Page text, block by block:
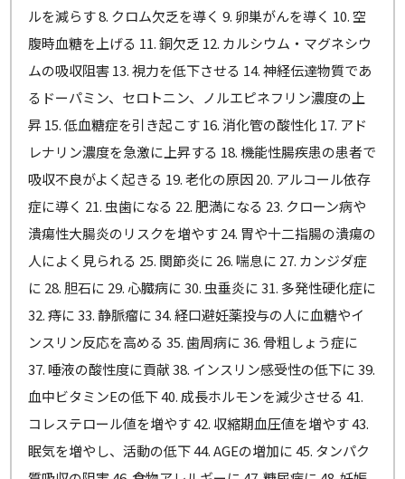
ルを減らす 8. クロム欠乏を導く 9. 卵巣がんを導く 10. 空
腹時血糖を上げる 11. 銅欠乏 12. カルシウム・マグネシウ
ムの吸収阻害 13. 視力を低下させる 14. 神経伝達物質であ
るドーパミン、セロトニン、ノルエピネフリン濃度の上
昇 15. 低血糖症を引き起こす 16. 消化管の酸性化 17. アド
レナリン濃度を急激に上昇する 18. 機能性腸疾患の患者で
吸収不良がよく起きる 19. 老化の原因 20. アルコール依存
症に導く 21. 虫歯になる 22. 肥満になる 23. クローン病や
潰瘍性大腸炎のリスクを増やす 24. 胃や十二指腸の潰瘍の
人によく見られる 25. 関節炎に 26. 喘息に 27. カンジダ症
に 28. 胆石に 29. 心臓病に 30. 虫垂炎に 31. 多発性硬化症に
32. 痔に 33. 静脈瘤に 34. 経口避妊薬投与の人に血糖やイ
ンスリン反応を高める 35. 歯周病に 36. 骨粗しょう症に
37. 唾液の酸性度に貢献 38. インスリン感受性の低下に 39.
血中ビタミンEの低下 40. 成長ホルモンを減少させる 41.
コレステロール値を増やす 42. 収縮期血圧値を増やす 43.
眠気を増やし、活動の低下 44. AGEの増加に 45. タンパク